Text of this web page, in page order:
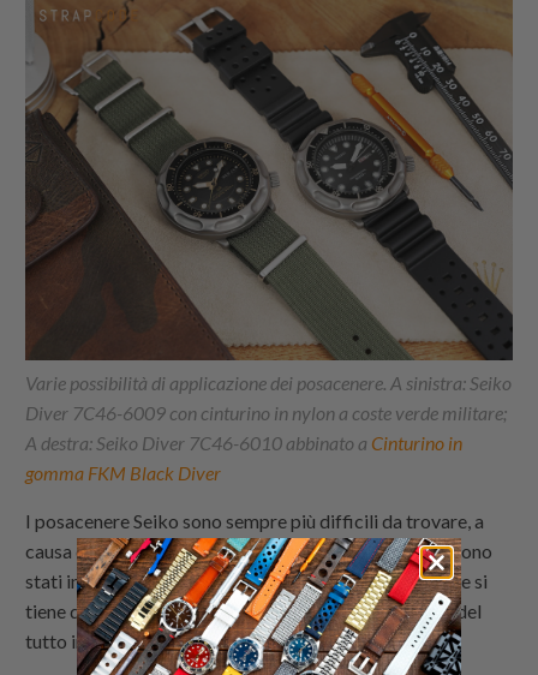
Varie possibilità di applicazione dei posacenere. A sinistra: Seiko
Diver 7C46-6009 con cinturino in nylon a coste verde militare;
A destra: Seiko Diver 7C46-6010 abbinato a Cinturino in
gomma FKM Black Diver
I posacenere Seiko sono sempre più difficili da trovare, a
causa della loro estetica accattivante e del fatto che sono
stati in produzione solo per circa otto anni. Tuttavia, se si
tiene d'occhio il mercato dell'usato, non è un'impresa del
tutto impossibile.